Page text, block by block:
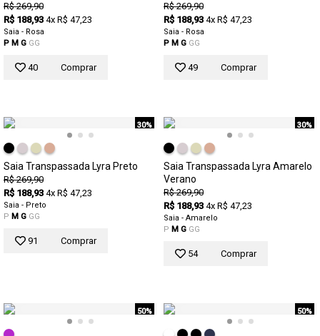
R$ 269,90
R$ 188,93 4x R$ 47,23
Saia - Rosa
P M G GG
40 Comprar
R$ 269,90
R$ 188,93 4x R$ 47,23
Saia - Rosa
P M G GG
49 Comprar
30%
Saia Transpassada Lyra Preto
R$ 269,90
R$ 188,93 4x R$ 47,23
Saia - Preto
P M G GG
91 Comprar
30%
Saia Transpassada Lyra Amarelo
Verano
R$ 269,90
R$ 188,93 4x R$ 47,23
Saia - Amarelo
P M G GG
54 Comprar
50% 50%